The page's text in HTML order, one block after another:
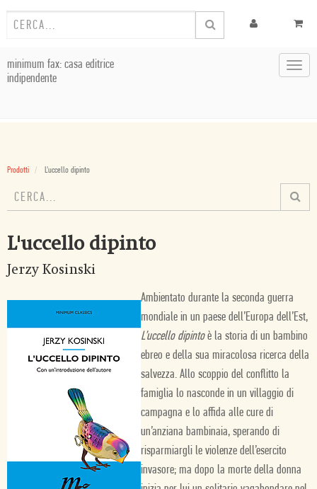
minimum fax: casa editrice
indipendente
Prodotti L'uccello dipinto
L'uccello dipinto
Jerzy Kosinski
Ambientato durante la seconda guerra
mondiale in un paese dell’Europa dell’Est,
L’uccello dipintoè la storia di un bambino
ebreo e della sua miracolosa ricerca della
salvezza. Allo scoppio del conflitto la
famiglia lo nasconde in un villaggio di
campagna e lo affida alle cure di
un’anziana bambinaia, sperando di
risparmiargli le violenze dell’esercito
invasore; ma dopo la morte della donna